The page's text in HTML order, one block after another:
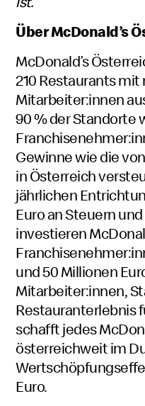
ÜberMcDonald’s
McDonald’s
210 Restaurants mit
Mitarbeiter:innen
90 % der Standorte
Gewinne wie die
in Österreich
jährlichen
Euro an Steuern
investieren
und 50 Millionen
Mitarbeiter:innen,
Restauranterlebnis
schafft jedes
österreichweit im
Euro.